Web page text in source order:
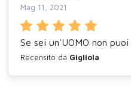
Mag 11, 2021
Se sei un'UOMO non
Recensito da Gigliola